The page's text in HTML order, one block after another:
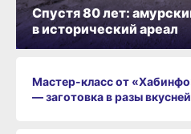
Мастер-класс от
— заготовка в разы
Спустя 80 лет:
в исторический ареал